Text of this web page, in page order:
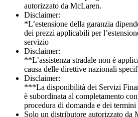
autorizzato da McLaren.
Disclaimer:
*L’estensione della garanzia
dei prezzi applicabili per
servizio
Disclaimer:
**L’assistenza stradale non è
causa delle direttive nazionali
Disclaimer:
***La disponibilità dei Servizi
è subordinata al completamento
procedura di domanda e dei
Solo un distributore autorizzato da